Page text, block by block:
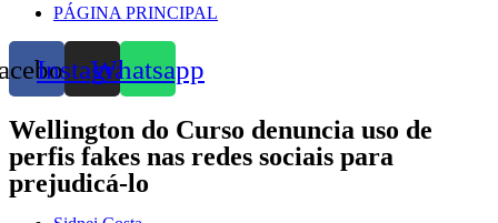
PÁGINA PRINCIPAL
InstagramWhatsapp
Wellington do Curso denuncia uso de
perfis fakes nas redes sociais para
prejudicá-lo